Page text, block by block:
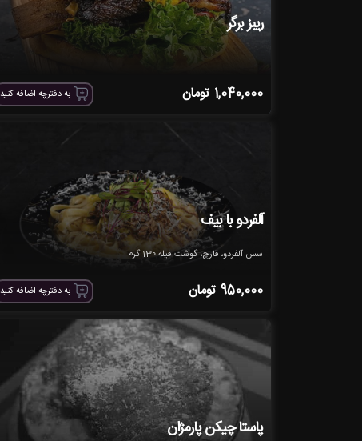
ریبز برگر
1,040,000 تومان به دفترچه اضافه کنید
آلفردو با بیف
سس آلفردو، قارچ، گوشت فیله 130 گرم
950,000 تومان به دفترچه اضافه کنید
پاستا چیکن پارمژان